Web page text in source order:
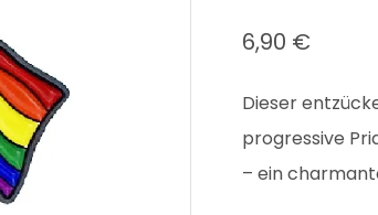
6,90 €
Dieser
progressive
– ein